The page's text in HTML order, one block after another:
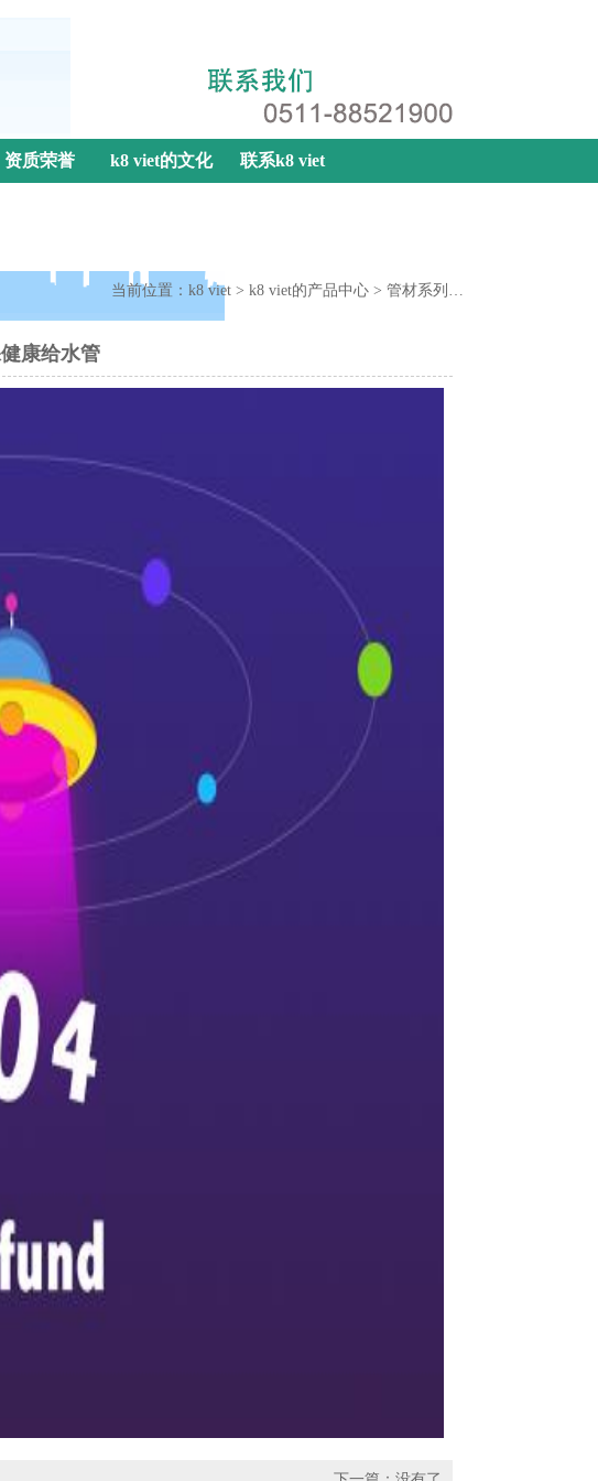
资质荣誉 k8 viet的文化 联系k8 viet
当前位置： k8 viet > k8 viet的产品中心 > 管材系列 >
康给水管